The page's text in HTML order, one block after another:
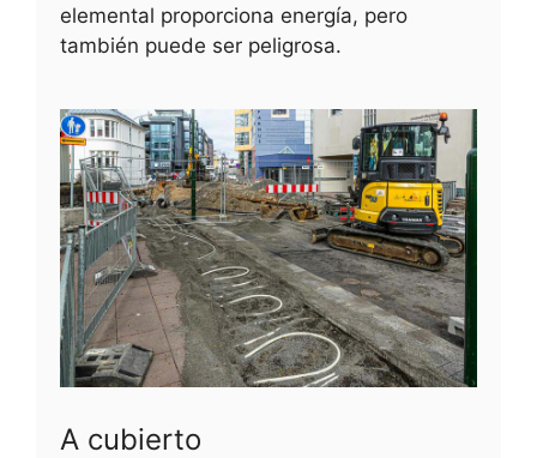
elemental proporciona energía, pero
también puede ser peligrosa.
A cubierto